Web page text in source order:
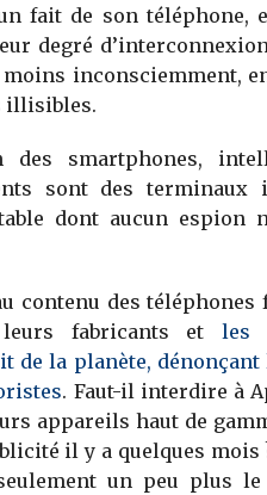
fait de son téléphone,
degré
moins inconsciemment,
illisibles.
des smartphones,
sont des terminaux
dont aucun espion
contenu des téléphones
leurs fabricants etles
de la planète, dénonçant
. Faut-il interdire à
appareils haut de
il y a quelques mois
un peu plus